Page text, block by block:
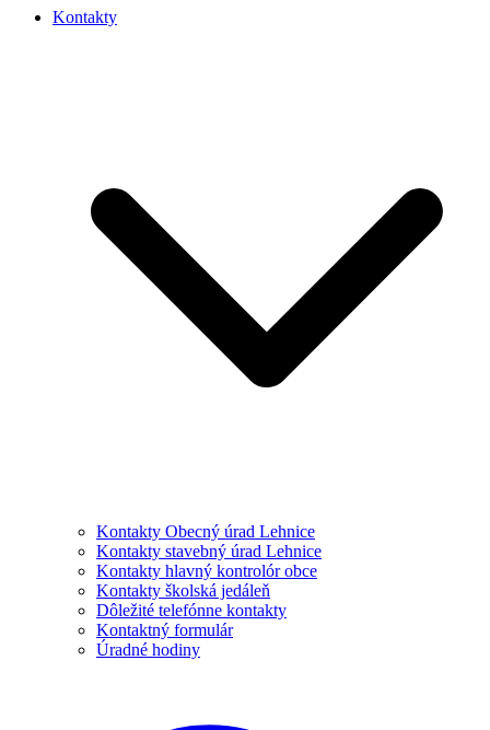
Kontakty
Kontakty Obecný úrad Lehnice
Kontakty stavebný úrad Lehnice
Kontakty hlavný kontrolór obce
Kontakty školská jedáleň
Dôležité telefónne kontakty
Kontaktný formulár
Úradné hodiny